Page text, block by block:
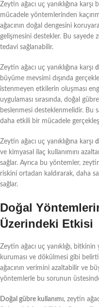
Zeytin ağacı uç yanıklığına
mücadele yöntemlerinden
ağacının doğal dengesini
gelişmesini destekler. Bu sayede
tedavi sağlanabilir.
Zeytin ağacı uç yanıklığına karşı
büyüme mevsimi dışında
istenmeyen etkilerin oluşması
uygulaması sırasında, doğal
beslenmesi desteklenmelidir. Bu
daha etkili bir mücadele
Zeytin ağacı uç yanıklığına karşı
ve kimyasal ilaç kullanımını
sağlar. Ayrıca bu yöntemler,
riskini ortadan kaldırarak, daha
sağlar.
Doğal
Üzerindeki Etkisi
Zeytin ağacı uç yanıklığı,
kuruması ve dökülmesi gibi
ağacının verimini azaltabilir ve
yöntemlerle bu sorunun
Doğal gübre kullanımı, zeytin